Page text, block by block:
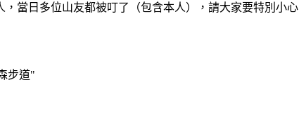
當日多位山友都被叮了（包含本人），請大家要特別小心
步道"